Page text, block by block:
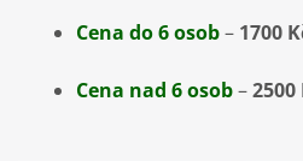
Cena do 6 osob– 1700
Cena nad 6 osob–2500